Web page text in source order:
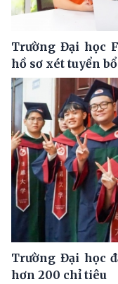
Trường Đại học
hồ sơ xét tuyển
Trường Đại học
hơn 200 chỉ tiêu